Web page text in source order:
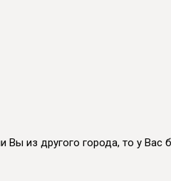
Вы из другого города, то у Вас